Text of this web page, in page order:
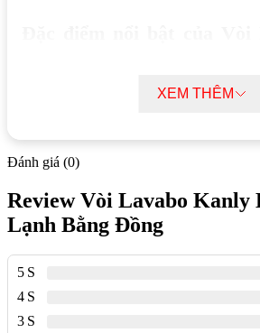
Vòi lavabo Kanly KLA43 được phát
cấu trúc khối đơn giản. Thiết kế này
dòng nước tốt hơn, đồng thời tạo sự cân
Kanly KLA43 có thân vòi cao, hỗ trợ
nước, phù hợp với nhiều loại lavabo và
vệ sinh trở nên thuận tiện hơn. Kiểu
chế tình trạng va chạm trong quá trình sử
XEM THÊM
Đánh giá (0)
Review Vòi Lavabo Kanly
Lạnh Bằng Đồng
5
4
3